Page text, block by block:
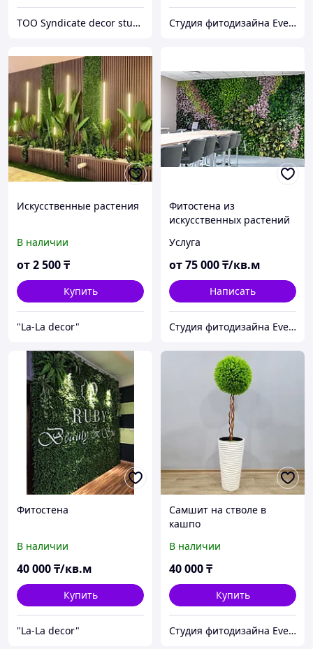
TOO Syndicate decor studio Студия фитодизайна EverGreen
Искусственные растения
В наличии
от2 500₸
Купить
"La-La decor"
Фитостена из
искусственных растений
Услуга
от75 000₸/кв.м
Написать
Студия фитодизайна EverGreen
Фитостена
В наличии
40 000₸/кв.м
Купить
"La-La decor"
Самшит на стволе в
кашпо
В наличии
40 000₸
Купить
Студия фитодизайна EverGreen